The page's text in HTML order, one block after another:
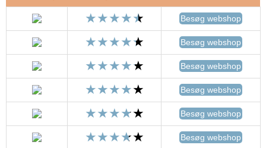
Besøg webshop
Besøg webshop
Besøg webshop
Besøg webshop
Besøg webshop
Besøg webshop